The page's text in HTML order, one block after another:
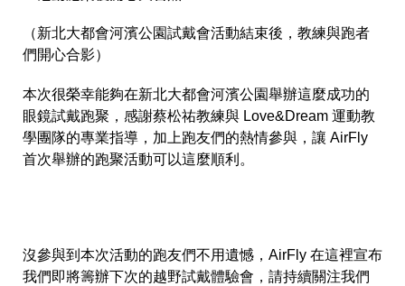
（新北大都會河濱公園試戴會活動結束後，教練與跑者
們開心合影）
本次很榮幸能夠在新北大都會河濱公園舉辦這麼成功的
眼鏡試戴跑聚，感謝蔡松祐教練與 Love&Dream 運動教
學團隊的專業指導，加上跑友們的熱情參與，讓 AirFly
首次舉辦的跑聚活動可以這麼順利。
沒參與到本次活動的跑友們不用遺憾，AirFly 在這裡宣布
我們即將籌辦下次的越野試戴體驗會，請持續關注我們